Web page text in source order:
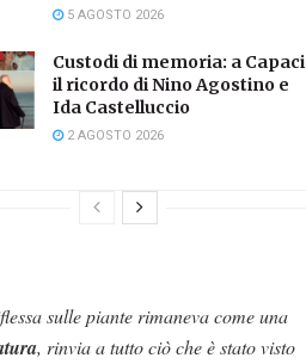
5 AGOSTO 2026
Custodi di memoria: a Capaci
il ricordo di Nino Agostino e
Ida Castelluccio
2 AGOSTO 2026
sulle piante rimaneva come una
, rinvia a tutto ciò che è stato visto